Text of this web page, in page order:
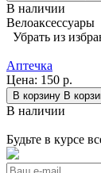
В наличии
Велоаксессуары
Убрать из
Аптечка
Цена: 150 р.
В корзину В
В наличии
Будьте в курсе